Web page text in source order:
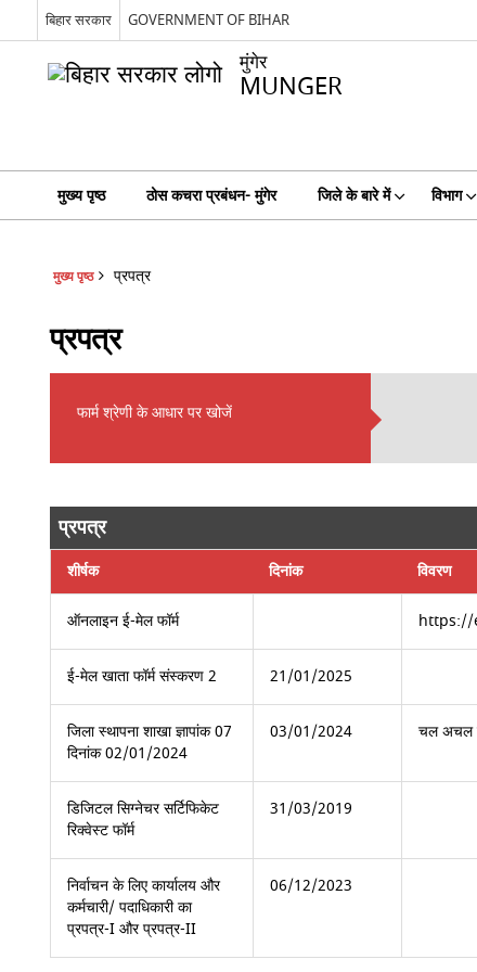
बिहार सरकार GOVERNMENT OF BIHAR
मुंगेर
MUNGER
मुख्य पृष्ठ ठोस कचरा प्रबंधन- मुंगेर जिले के बारे में विभाग
मुख्य पृष्ठ प्रपत्र
प्रपत्र
फार्म श्रेणी के आधार पर खोजें
प्रपत्र
शीर्षक दिनांक विवरण
ऑनलाइन ई-मेल फॉर्म https://
ई-मेल खाता फॉर्म संस्करण 2 21/01/2025
जिला स्थापना शाखा ज्ञापांक 07
दिनांक 02/01/2024
03/01/2024 चल अचल
डिजिटल सिग्नेचर सर्टिफिकेट
रिक्वेस्ट फॉर्म
31/03/2019
निर्वाचन के लिए कार्यालय और
कर्मचारी/ पदाधिकारी का
प्रपत्र-I और प्रपत्र-II
06/12/2023